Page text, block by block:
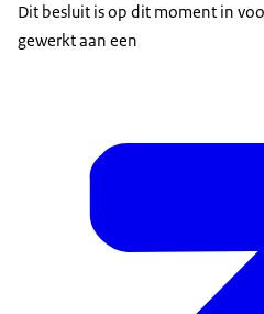
Dit besluit is op dit moment in
gewerkt aan een